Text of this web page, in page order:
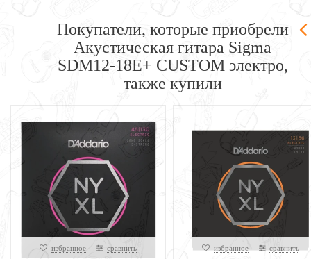
Покупатели, которые приобрели
Акустическая гитара Sigma
SDM12-18E+ CUSTOM электро,
также купили
избранное сравнить избранное сравнить